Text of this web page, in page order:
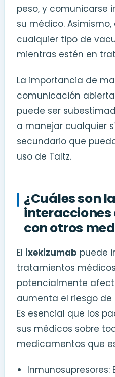
peso, y comunicarse
su médico.
cualquier tipo de
mientras estén en
La importancia de
comunicación
puede ser
a manejar cualquier
secundario que
uso de Taltz.
¿Cuáles son
con otros
El ixekizumab puede
tratamientos
potencialmente
aumenta el riesgo
Es esencial que los
sus médicos sobre
medicamentos que
Inmunosupresores: